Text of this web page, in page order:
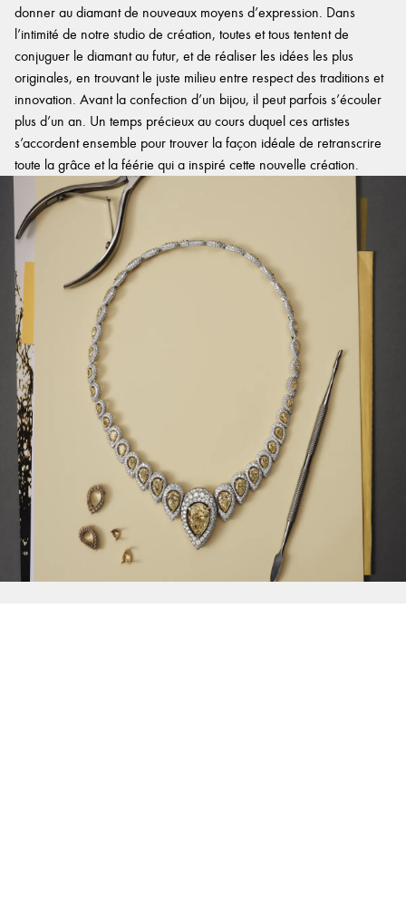
donner au diamant de nouveaux moyens d’expression. Dans
l’intimité de notre studio de création, toutes et tous tentent de
conjuguer le diamant au futur, et de réaliser les idées les plus
originales, en trouvant le juste milieu entre respect des traditions et
innovation. Avant la confection d’un bijou, il peut parfois s’écouler
plus d’un an. Un temps précieux au cours duquel ces artistes
s’accordent ensemble pour trouver la façon idéale de retranscrire
toute la grâce et la féérie qui a inspiré cette nouvelle création.